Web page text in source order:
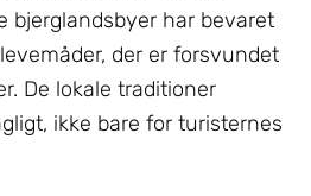
bjerglandsbyer har bevaret
der er forsvundet
De lokale traditioner
ikke bare for turisternes